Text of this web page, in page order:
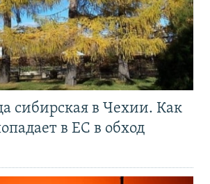
сибирская в Чехии. Как
в ЕС в обход